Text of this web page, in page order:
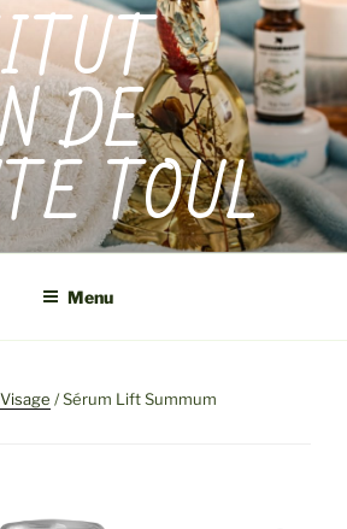
DE
TOUL
Menu
/ Sérum Lift Summum